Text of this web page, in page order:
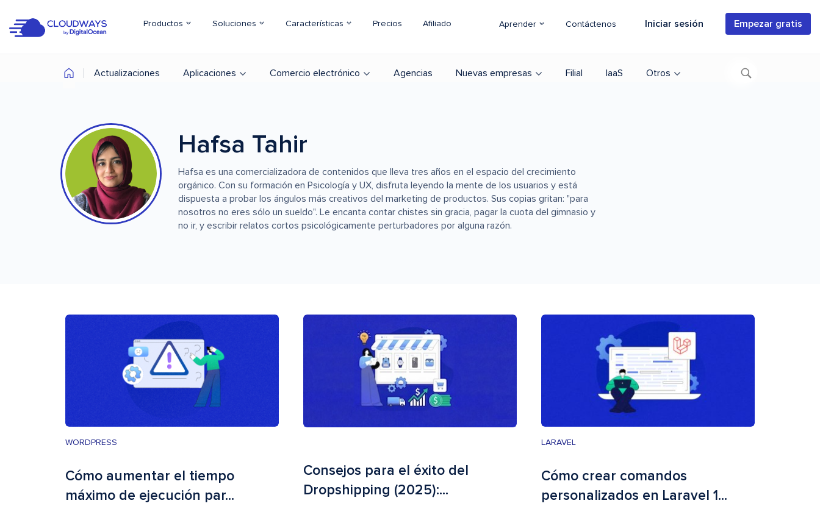
Productos Soluciones Características Precios Afiliado Aprender Contáctenos Iniciar sesión Empezar gratis
Actualizaciones Aplicaciones Comercio electrónico Agencias Nuevas empresas Filial IaaS Otros
Hafsa Tahir
Hafsa es una comercializadora de contenidos que lleva tres años en el espacio del crecimiento
orgánico. Con su formación en Psicología y UX, disfruta leyendo la mente de los usuarios y está
dispuesta a probar los ángulos más creativos del marketing de productos. Sus copias gritan: "para
nosotros no eres sólo un sueldo". Le encanta contar chistes sin gracia, pagar la cuota del gimnasio y
no ir, y escribir relatos cortos psicológicamente perturbadores por alguna razón.
WORDPRESS
Cómo aumentar el tiempo
máximo de ejecución par...
Consejos para el éxito del
Dropshipping (2025):...
LARAVEL
Cómo crear comandos
personalizados en Laravel 1...